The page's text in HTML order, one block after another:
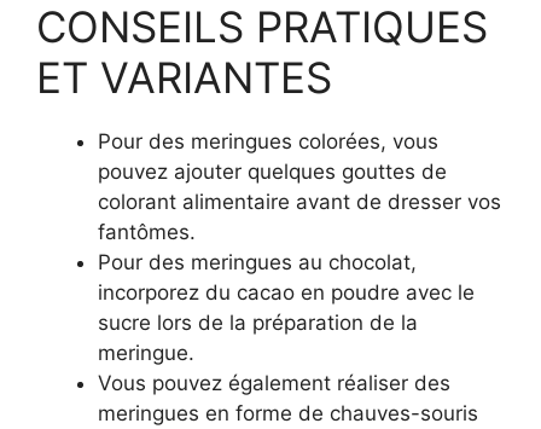
CONSEILS PRATIQUES
ET VARIANTES
Pour des meringues colorées, vous
pouvez ajouter quelques gouttes de
colorant alimentaire avant de dresser vos
fantômes.
Pour des meringues au chocolat,
incorporez du cacao en poudre avec le
sucre lors de la préparation de la
meringue.
Vous pouvez également réaliser des
meringues en forme de chauves-souris